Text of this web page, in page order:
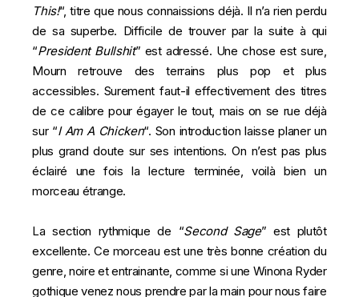
This!“, titre que nous connaissions déjà. Il n’a rien perdu
de sa superbe. Difficile de trouver par la suite à qui
“President Bullshit” est adressé. Une chose est sure,
Mourn retrouve des terrains plus pop et plus
accessibles. Surement faut-il effectivement des titres
de ce calibre pour égayer le tout, mais on se rue déjà
sur “I Am A Chicken“. Son introduction laisse planer un
plus grand doute sur ses intentions. On n’est pas plus
éclairé une fois la lecture terminée, voilà bien un
morceau étrange.
La section rythmique de “Second Sage” est plutôt
excellente. Ce morceau est une très bonne création du
genre, noire et entrainante, comme si une Winona Ryder
gothique venez nous prendre par la main pour nous faire